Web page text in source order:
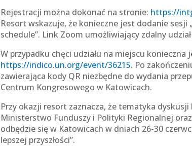
Rejestracji można dokonać na stronie: https://
Resort wskazuje, że konieczne jest dodanie
schedule”. Link Zoom umożliwiający zdalny
W przypadku chęci udziału na miejscu
https://indico.un.org/event/36215. Po
zawierająca kody QR niezbędne do wydania
Centrum Kongresowego w Katowicach.
Przy okazji resort zaznacza, że tematyka
Ministerstwo Funduszy i Polityki Regionalnej
odbędzie się w Katowicach w dniach 26-30
lepszej przyszłości”.